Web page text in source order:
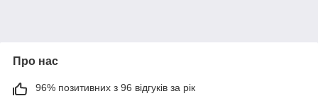
Про нас
96% позитивних з 96 відгуків за рік